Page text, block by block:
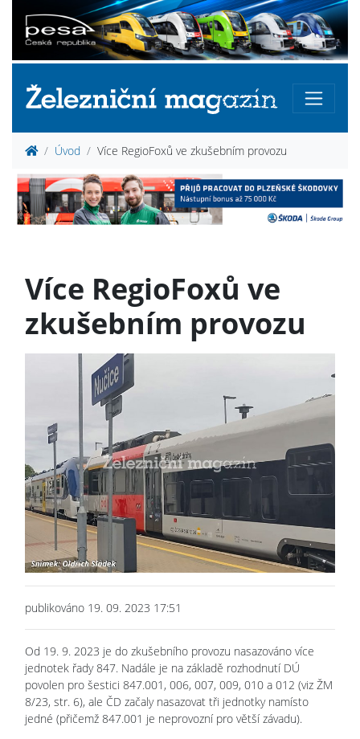
Úvod Více RegioFoxů ve zkušebním provozu
Více RegioFoxů ve
zkušebním provozu
publikováno 19. 09. 2023 17:51
Od 19. 9. 2023 je do zkušebního provozu nasazováno více
jednotek řady 847. Nadále je na základě rozhodnutí DÚ
povolen pro šestici 847.001, 006, 007, 009, 010 a 012 (viz ŽM
8/23, str. 6), ale ČD začaly nasazovat tři jednotky namísto
jedné (přičemž 847.001 je neprovozní pro větší závadu).